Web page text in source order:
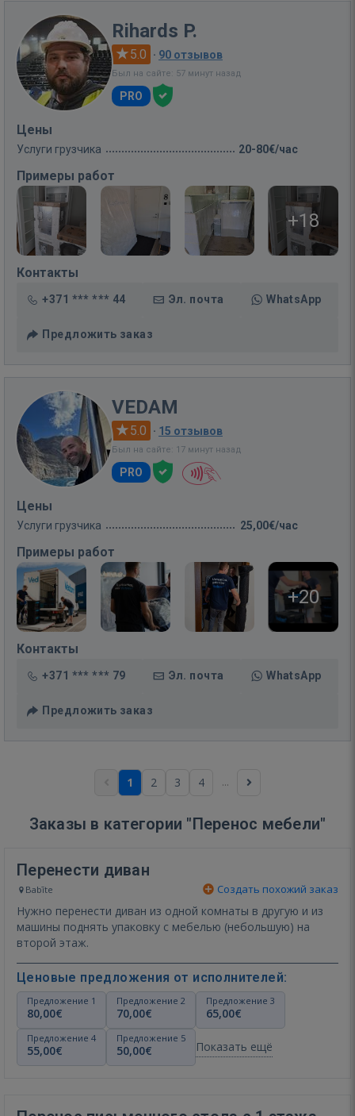
Rihards P.
5.0 · 90 отзывов
Был на сайте: 57 минут назад
PRO
Цены
Услуги грузчика 20-80€/час
Примеры работ
+18
Контакты
+371 *** *** 44 Эл. почта WhatsApp
Предложить заказ
VEDAM
5.0 · 15 отзывов
Был на сайте: 17 минут назад
PRO
Цены
Услуги грузчика 25,00€/час
Примеры работ
+20
Контакты
+371 *** *** 79 Эл. почта WhatsApp
Предложить заказ
1 2 3 4 ...
Заказы в категории "Перенос мебели"
Перенести диван
Babīte Создать похожий заказ
Нужно перенести диван из одной комнаты в другую и из
машины поднять упаковку с мебелью (небольшую) на
второй этаж.
Ценовые предложения от исполнителей:
Предложение 1
80,00€
Предложение 2
70,00€
Предложение 3
65,00€
Предложение 4
55,00€
Предложение 5
50,00€ Показать ещё